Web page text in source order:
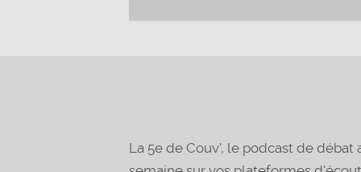
La 5e de Couv', le podcast de